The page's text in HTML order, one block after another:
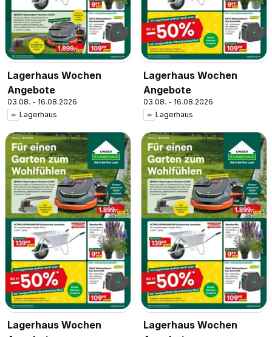
Lagerhaus Wochen
Angebote
03.08. - 16.08.2026
Lagerhaus
Lagerhaus Wochen
Angebote
03.08. - 16.08.2026
Lagerhaus
Lagerhaus Wochen
Lagerhaus Wochen